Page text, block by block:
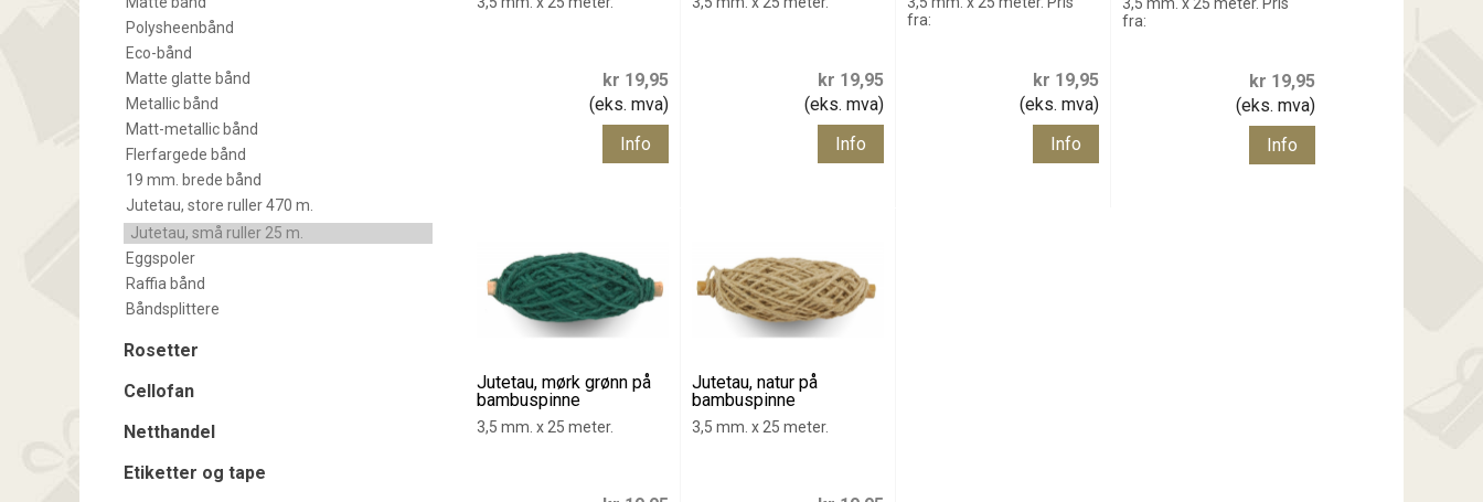
Polysheenbånd
Eco-bånd
Matte glatte bånd
Metallic bånd
Matt-metallic bånd
Flerfargede bånd
19 mm. brede bånd
Jutetau, store ruller 470 m.
Jutetau, små ruller 25 m.
Eggspoler
Raffia bånd
Båndsplittere
Rosetter
Cellofan
Netthandel
Etiketter og tape
kr 19,95
(eks. mva)
Info
kr 19,95
(eks. mva)
Info
fra:
kr 19,95
(eks. mva)
Info
fra:
kr 19,95
(eks. mva)
Info
Jutetau, mørk grønn på
bambuspinne
3,5 mm. x 25 meter.
Jutetau, natur på
bambuspinne
3,5 mm. x 25 meter.